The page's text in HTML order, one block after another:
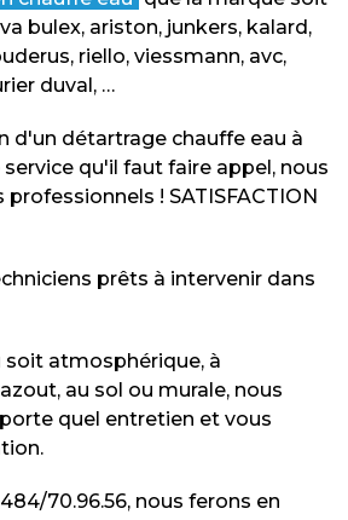
bulex, ariston, junkers, kalard,
riello, viessmann, avc,
duval, …
d'un détartrage chauffe eau à
qu'il faut faire appel, nous
! SATISFACTION
prêts à intervenir dans
soit atmosphérique, à
au sol ou murale, nous
quel entretien et vous
70.96.56, nous ferons en